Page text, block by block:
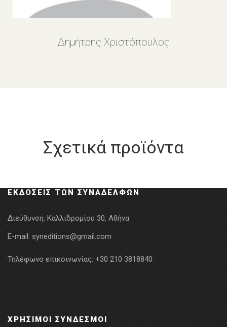
Δημήτρης Χριστόπουλος
Σχετικά προϊόντα
ΕΚΔΌΣΕΙΣ ΤΩΝ ΣΥΝΑΔΈΛΦΩΝ
Διεύθυνση: Καλλιδρομίου 30, Αθήνα
E-mail: syneditions@gmail.com
Τηλέφωνο επικοινωνίας: +30 210 3818840
ΧΡΉΣΙΜΟΙ ΣΎΝΔΕΣΜΟΙ